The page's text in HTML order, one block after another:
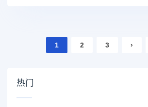
1 2 3 ›
热门